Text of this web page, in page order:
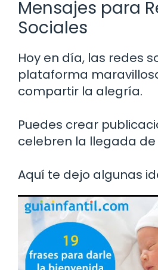
Mensajes para
Sociales
Hoy en día, las redes
plataforma
compartir la alegría.
Puedes crear
celebren la llegada de
Aquí te dejo algunas